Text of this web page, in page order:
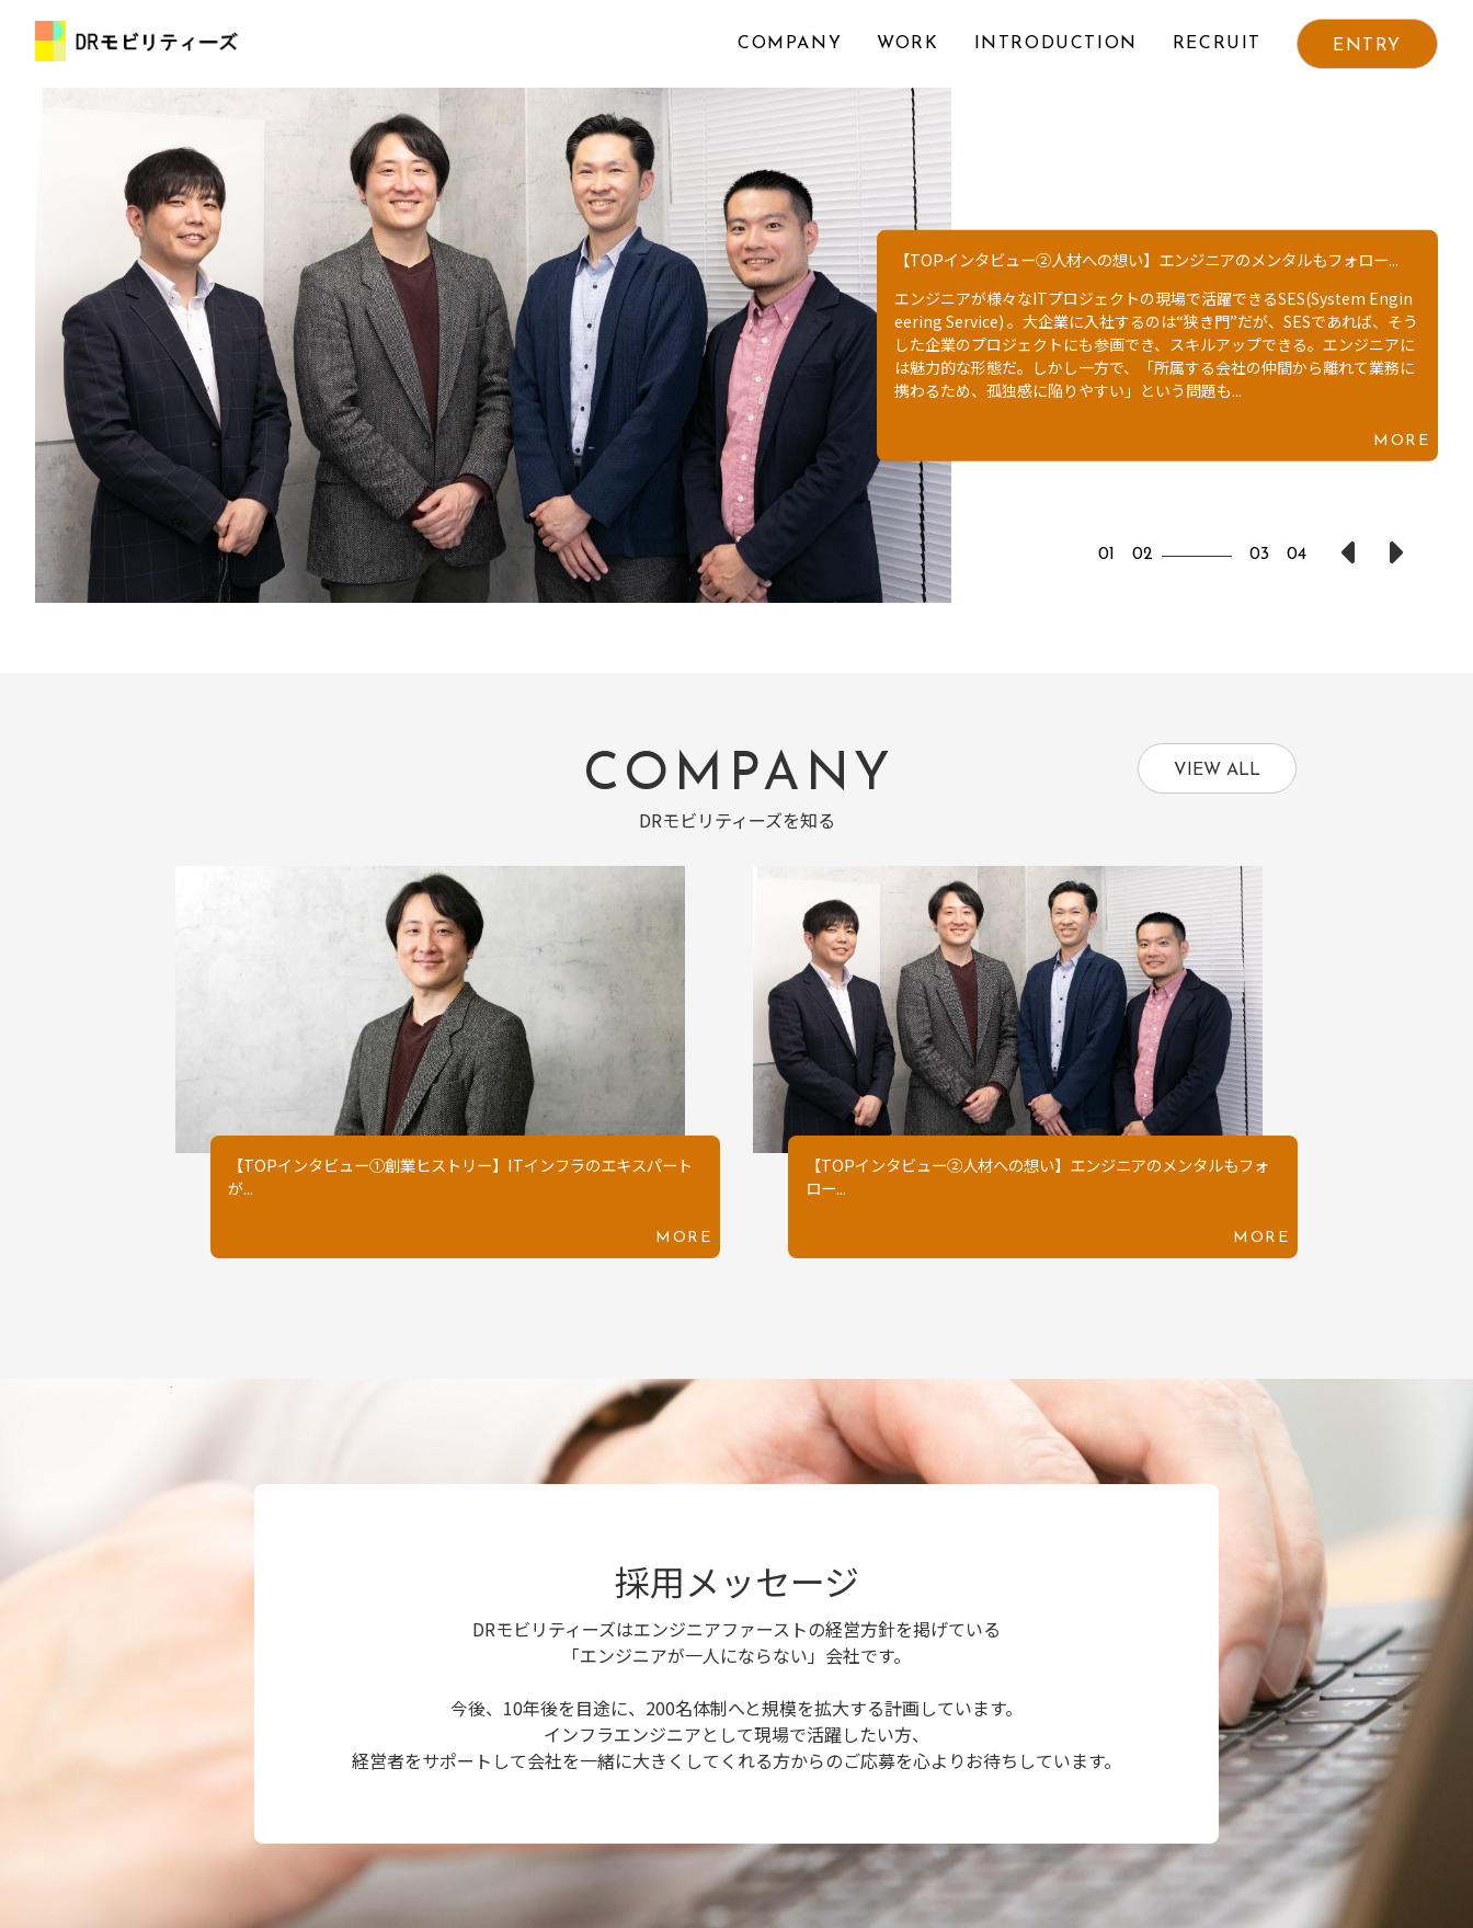
COMPANY WORK INTRODUCTION RECRUIT ENTRY
【エンジニア】「ITインフラなら誰にも負けない」。そう言える専門性...
ィスビルに、SES事業を展開するDRモビリティーズの本社がある。とはい
え、同社のエンジニアがそこへ出勤することは少ない。それぞれが携わって
いる現場や、自宅やカフェからリモートワークで業務に携わっている。今回
は、DRモビリティーズの中で、フルリモートワークで働くエンジニア、本多
正一郎...
1 2 3 4
COMPANY
DRモビリティーズを知る
【TOPインタビュー①創業ヒストリー】ITインフラのエキスパート
が...
MORE
【TOPインタビュー②人材への想い】エンジニアのメンタルもフォ
ロー...
MORE
VIEW ALL
採用メッセージ
DRモビリティーズはエンジニアファーストの経営方針を掲げている
「エンジニアが一人にならない」会社です。
今後、10年後を目途に、200名体制へと規模を拡大する計画しています。
インフラエンジニアとして現場で活躍したい方、
経営者をサポートして会社を一緒に大きくしてくれる方からのご応募を心よりお待ちしています。